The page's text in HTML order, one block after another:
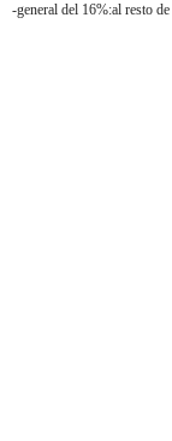
-general del 16%:al resto de